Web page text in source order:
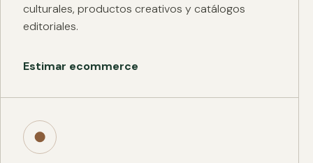
culturales, productos creativos y catálogos
editoriales.
Estimar ecommerce
●